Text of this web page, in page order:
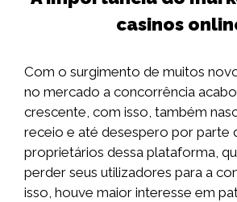
casinos
Com o surgimento de muitos
no mercado a concorrência
crescente, com isso, também
receio e até desespero por parte
proprietários dessa plataforma,
perder seus utilizadores para a
isso, houve maior interesse em